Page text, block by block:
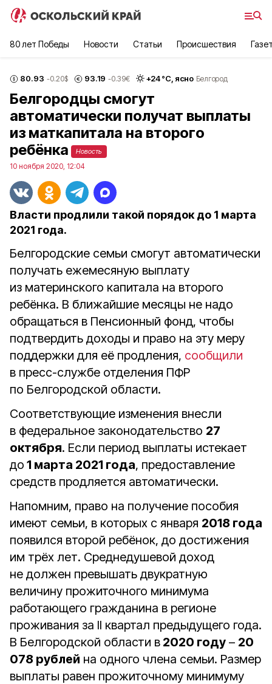
80 лет Победы Новости Статьи Происшествия
80.93 -0.20$ 93.19 -0.39€ +24°С, ясно Белгород
Белгородцы смогут
автоматически получат выплаты
из маткапитала на второго
ребёнка
Новость
10 ноября 2020, 12:04
Власти продлили такой порядок до 1 марта
2021 года.
Белгородские семьи смогут автоматически
получать ежемесяную выплату
из материнского капитала на второго
ребёнка. В ближайшие месяцы не надо
обращаться в Пенсионный фонд, чтобы
подтвердить доходы и право на эту меру
поддержки для её продления, сообщили
в пресс-службе отделения ПФР
по Белгородской области.
Соответствующие изменения внесли
в федеральное законодательство 27
октября. Если период выплаты истекает
до 1 марта 2021 года, предоставление
средств продляется автоматически.
Напомним, право на получение пособия
имеют семьи, в которых с января 2018 года
появился второй ребёнок, до достижения
им трёх лет. Среднедушевой доход
не должен превышать двукратную
величину прожиточного минимума
работающего гражданина в регионе
проживания за II квартал предыдущего года.
В Белгородской области в 2020 году – 20
078 рублей на одного члена семьи. Размер
выплаты равен прожиточному минимуму